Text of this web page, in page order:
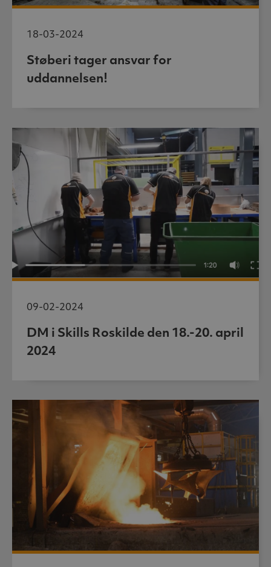
18-03-2024
Støberi tager ansvar for
uddannelsen!
09-02-2024
DM i Skills Roskilde den 18.-20. april
2024